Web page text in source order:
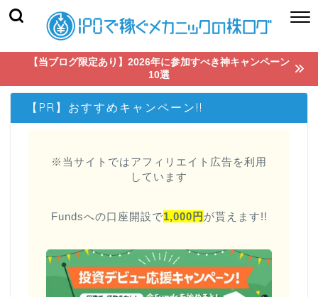
【当ブログ限定あり】2026年に参加すべき神キャンペーン
10選
【PR】おすすめキャンペーン!!
※当サイトではアフィリエイト広告を利用
しています
Fundsへの口座開設で1,000円 が貰えます!!